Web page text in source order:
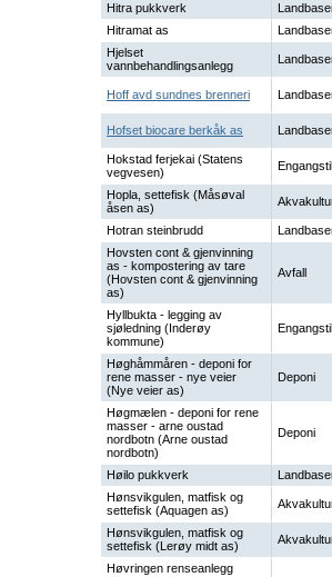
Hitra pukkverk
Hitramat as
Hjelset
vannbehandlingsanlegg
Hoff avd sundnes brenneri
Hofset biocare berkåk as
Hokstad ferjekai (Statens
vegvesen)
Hopla, settefisk (Måsøval
åsen as)
Hotran steinbrudd
Hovsten cont & gjenvinning
as - kompostering av tare
(Hovsten cont & gjenvinning
as)
Avfall
Hyllbukta - legging av
sjøledning (Inderøy
kommune)
Høghåmmåren - deponi for
rene masser - nye veier
(Nye veier as)
Deponi
Høgmælen - deponi for rene
masser - arne oustad
nordbotn (Arne oustad
nordbotn)
Deponi
Høilo pukkverk
Hønsvikgulen, matfisk og
settefisk (Aquagen as)
Hønsvikgulen, matfisk og
settefisk (Lerøy midt as)
Høvringen renseanlegg